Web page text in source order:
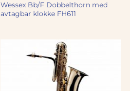
Wessex Bb/F Dobbelthorn med
avtagbar klokke FH611